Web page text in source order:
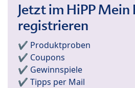
Jetzt im HiPP
registrieren
✔️ Produktproben
✔️ Coupons
✔️ Gewinnspiele
✔️ Tipps per Mail